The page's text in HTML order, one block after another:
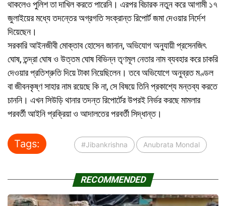
থাকলেও পুলিশ তা দাখিল করতে পারেনি। এরপর বিচারক নতুন করে আগামী ১৭
জুলাইয়ের মধ্যে তদন্তের অগ্রগতি সংক্রান্ত রিপোর্ট জমা দেওয়ার নির্দেশ
দিয়েছেন।
সরকারি আইনজীবী মোক্তাব হোসেন জানান, অভিযোগ অনুযায়ী প্রসেনজিৎ
ঘোষ, তন্দ্রা ঘোষ ও উত্তম ঘোষ বিভিন্ন তৃণমূল নেতার নাম ব্যবহার করে চাকরি
দেওয়ার প্রতিশ্রুতি দিয়ে টাকা নিয়েছিলেন। তবে অভিযোগে অনুব্রত মণ্ডল
বা জীবনকৃষ্ণ সাহার নাম রয়েছে কি না, সে বিষয়ে তিনি প্রকাশ্যে মন্তব্য করতে
চাননি। এখন সিউড়ি থানার তদন্ত রিপোর্টের উপরই নির্ভর করছে মামলার
পরবর্তী আইনি প্রক্রিয়া ও আদালতের পরবর্তী সিদ্ধান্ত।
Tags: #Jibankrishna Anubrata Mondal
RECOMMENDED